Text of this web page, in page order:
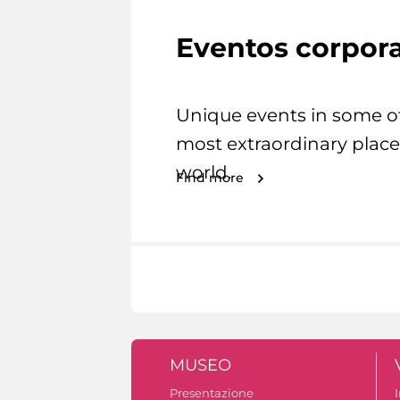
Eventos
Unique events in some
most extraordinary
world.
Find more
MUSEO
Presentazione